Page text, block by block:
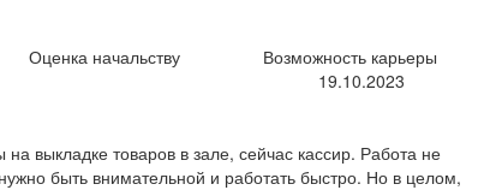
Оценка начальству
Возможность карьеры
19.10.2023
выкладке товаров в зале, сейчас кассир. Работа не
быть внимательной и работать быстро. Но в целом,